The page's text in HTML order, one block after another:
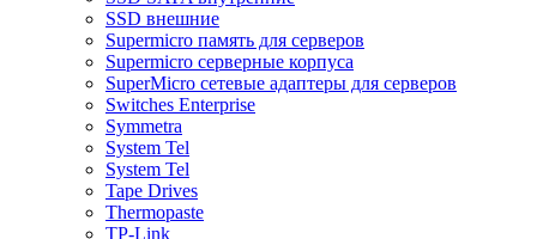
SSD внешние
Supermicro память для серверов
Supermicro серверные корпуса
SuperMicro сетевые адаптеры для серверов
Switches Enterprise
Symmetra
System Tel
System Tel
Tape Drives
Thermopaste
TP-Link